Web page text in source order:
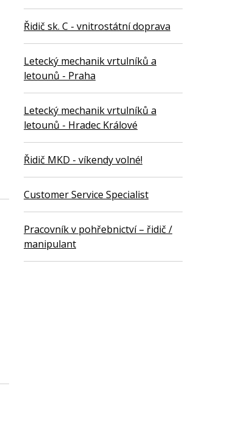
Řidič sk. C - vnitrostátní doprava
Letecký mechanik vrtulníků a
letounů - Praha
Letecký mechanik vrtulníků a
letounů - Hradec Králové
Řidič MKD - víkendy volné!
Customer Service Specialist
Pracovník v pohřebnictví – řidič /
manipulant